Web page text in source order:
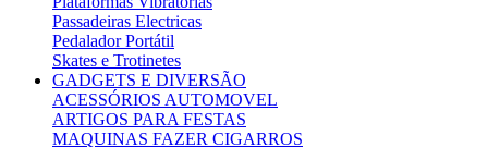
Passadeiras Electricas
Pedalador Portátil
Skates e Trotinetes
GADGETS E DIVERSÃO
ACESSÓRIOS AUTOMOVEL
ARTIGOS PARA FESTAS
MAQUINAS FAZER CIGARROS